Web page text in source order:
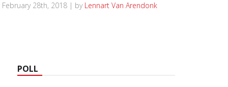
February 28th, 2018 | by Lennart Van Arendonk
POLL